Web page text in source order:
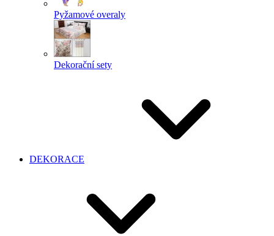
Pyžamové overaly
Dekorační sety
DEKORACE